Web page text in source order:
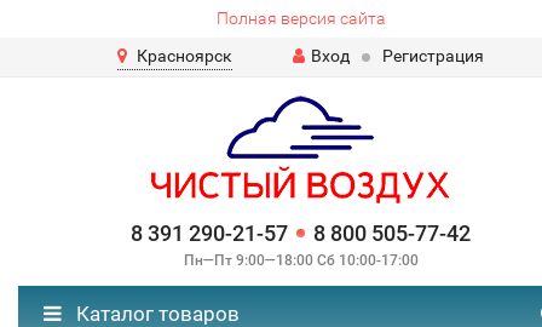
Полная версия сайта
Красноярск
Вход Регистрация
8 391 290-21-57 8 800 505-77-42
Пн—Пт 9:00—18:00 Сб 10:00-17:00
Каталог товаров